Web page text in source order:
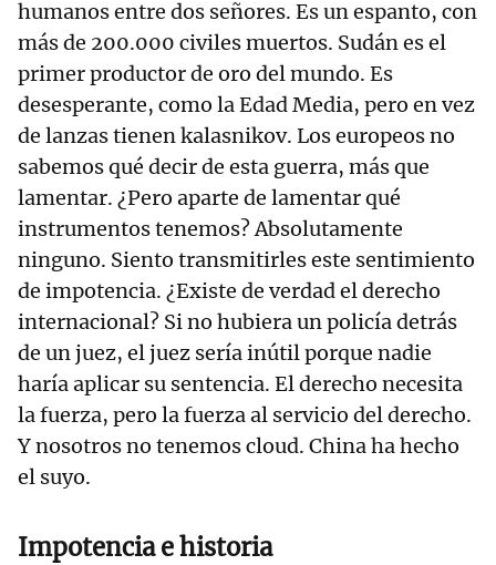
humanos entre dos señores. Es un espanto, con
más de 200.000 civiles muertos. Sudán es el
primer productor de oro del mundo. Es
desesperante, como la Edad Media, pero en vez
de lanzas tienen kalasnikov. Los europeos no
sabemos qué decir de esta guerra, más que
lamentar. ¿Pero aparte de lamentar qué
instrumentos tenemos? Absolutamente
ninguno. Siento transmitirles este sentimiento
de impotencia. ¿Existe de verdad el derecho
internacional? Si no hubiera un policía detrás
de un juez, el juez sería inútil porque nadie
haría aplicar su sentencia. El derecho necesita
la fuerza, pero la fuerza al servicio del derecho.
Y nosotros no tenemos cloud. China ha hecho
el suyo.
Impotencia e historia